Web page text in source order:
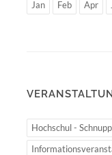
Jan Feb Apr
Hochschul -